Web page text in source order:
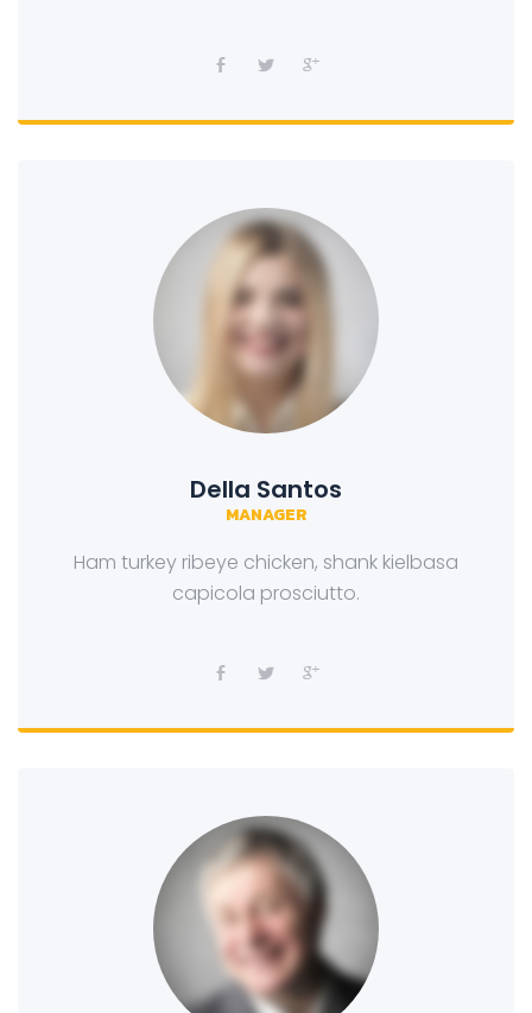
Della Santos
MANAGER
Ham turkey ribeye chicken, shank kielbasa
capicola prosciutto.